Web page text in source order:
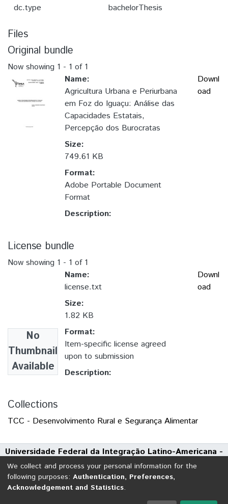
dc.type bachelorThesis
Files
Original bundle
Now showing 1 - 1 of 1
Name:
Agricultura Urbana e Periurbana
em Foz do Iguaçu: Análise das
Capacidades Estatais,
Percepção dos Burocratas
Size:
749.61 KB
Format:
Adobe Portable Document
Format
Description:
Downl
oad
License bundle
Now showing 1 - 1 of 1
No
Thumbnail
Available
Name:
license.txt
Size:
1.82 KB
Format:
Item-specific license agreed
upon to submission
Description:
Downl
oad
Collections
TCC - Desenvolvimento Rural e Segurança Alimentar
Universidade Federal da Integração Latino-Americana -
UNILA
Avenida Tarquínio Joslin dos Santos, 1000 - Polo Universitário
CEP: 85870-650 | Foz do Iguaçu - Paraná
We collect and process your personal information for the
following purposes: Authentication, Preferences,
Acknowledgement and Statistics.